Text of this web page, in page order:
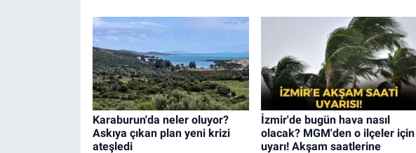
Karaburun'da neler oluyor?
Askıya çıkan plan yeni krizi
ateşledi
İzmir'de bugün hava nasıl
olacak? MGM'den o ilçeler için
uyarı! Akşam saatlerine